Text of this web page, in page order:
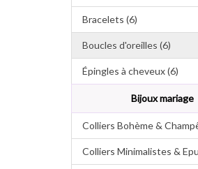
Bracelets (6)
Boucles d'oreilles (6)
Épingles à cheveux (6)
Bijoux mariage
Colliers Bohème &
Colliers Minimalistes &